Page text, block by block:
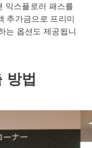
익스플로러 패스를
추가금으로 프리미
는 옵션도 제공됩니
방법